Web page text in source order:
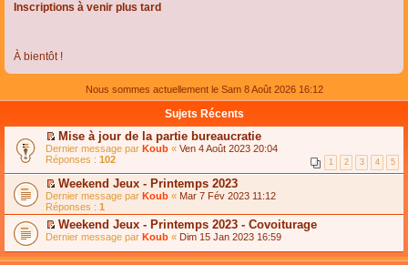
Inscriptions à venir plus tard
À bientôt !
Nous sommes actuellement le Sam 8 Août 2026 16:12
Sujets Récents
C
o
n
s
u
l
t
e
r
l
e
Mise à jour de la partie bureaucratie
Dernier message par Koub « Ven 4 Août 2023 20:04
Réponses : 102 1 2 3 4 5
C
o
n
s
u
t
Weekend Jeux - Printemps 2023
Dernier message par Koub « Mar 7 Fév 2023 11:12
Réponses : 1
C
n
Weekend Jeux - Printemps 2023 - Covoiturage
Dernier message par Koub « Dim 15 Jan 2023 16:59